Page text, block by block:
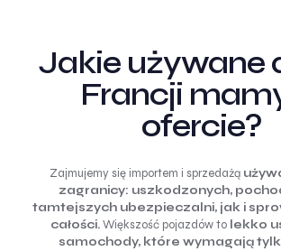
Jakie używane
Francji
ofercie?
Zajmujemy się importem i sprzedażą
zagranicy: uszkodzonych,
tamtejszych ubezpieczalni, jak i
całości.Większość pojazdów to lekko
samochody, które wymagają